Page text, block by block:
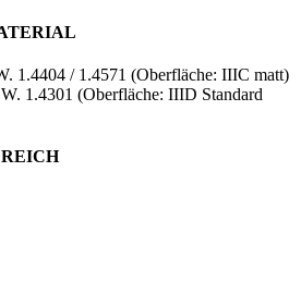
1.4404 / 1.4571 (Oberfläche: IIIC matt)
1.4301 (Oberfläche: IIID Standard